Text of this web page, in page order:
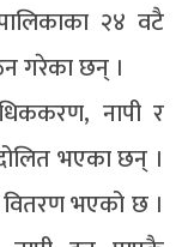
२४ वटै
गरेका छन् ।
नापी र
भएका छन् ।
वितरण भएको छ ।